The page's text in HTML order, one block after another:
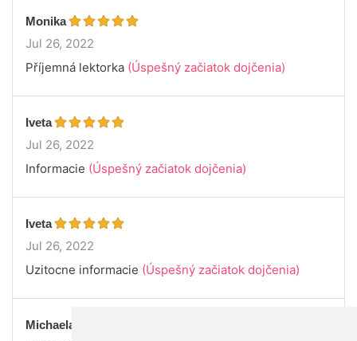
Monika
Jul 26, 2022
Příjemná lektorka (Úspešný začiatok dojčenia)
Iveta
Jul 26, 2022
Informacie (Úspešný začiatok dojčenia)
Iveta
Jul 26, 2022
Uzitocne informacie (Úspešný začiatok dojčenia)
Michaela